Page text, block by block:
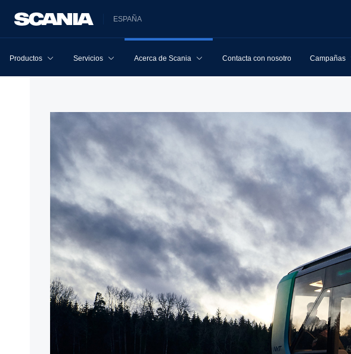
ESPAÑA
Productos Servicios Acerca de Scania Contacta con nosotros Campañas